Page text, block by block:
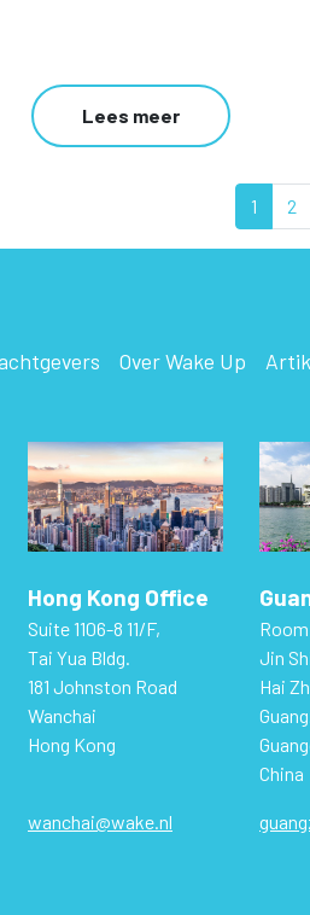
Lees meer
1 2
Over Wake Up
Hong Kong Office
Suite 1106-8 11/F,
Tai Yua Bldg.
181 Johnston Road
Wanchai
Hong Kong
wanchai@wake.nl
Jin
Hai
China